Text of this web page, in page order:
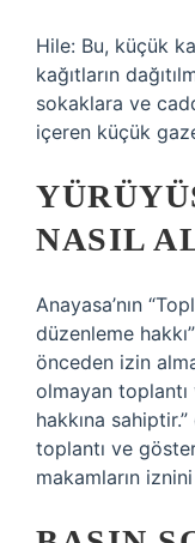
Hile: Bu, küçük
kağıtların
sokaklara ve
içeren küçük
NASIL
Anayasa’nın
düzenleme
önceden izin
olmayan
hakkına
toplantı ve
makamların